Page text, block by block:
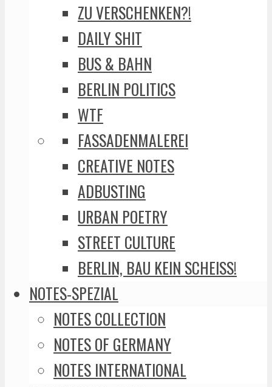
ZU VERSCHENKEN?!
DAILY SHIT
BUS & BAHN
BERLIN POLITICS
WTF
FASSADENMALEREI
CREATIVE NOTES
ADBUSTING
URBAN POETRY
STREET CULTURE
BERLIN, BAU KEIN SCHEISS!
NOTES-SPEZIAL
NOTES COLLECTION
NOTES OF GERMANY
NOTES INTERNATIONAL